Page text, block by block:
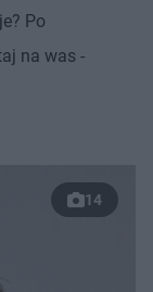
Po
na was -
14